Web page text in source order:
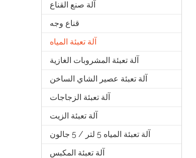
آلة صنع القناع
قناع وجه
آلة تعبئة المياه
آلة تعبئة المشروبات الغازية
آلة تعبئة عصير الشاي الساخن
آلة تعبئة الزجاجات
آلة تعبئة الزيت
آلة تعبئة المياه 5 لتر / 5 جالون
آلة تعبئة المكبس